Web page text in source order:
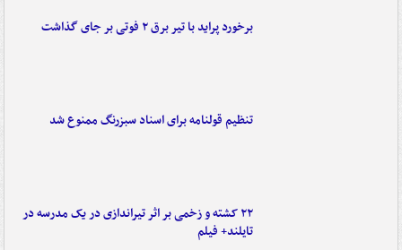
برخورد پراید با تیر برق ۲ فوتی بر جای گذاشت
تنظیم قولنامه برای اسناد سبزرنگ ممنوع شد
۲۲ کشته و زخمی بر اثر تیراندازی در یک مدرسه در
تایلند+ فیلم